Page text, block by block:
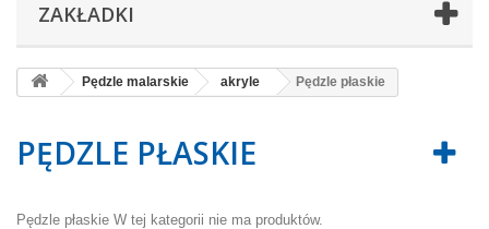
ZAKŁADKI
Pędzle malarskie akryle Pędzle płaskie
PĘDZLE PŁASKIE
Pędzle płaskie W tej kategorii nie ma produktów.